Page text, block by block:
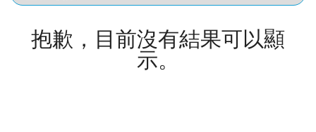
抱歉，目前沒有結果可以顯
示。